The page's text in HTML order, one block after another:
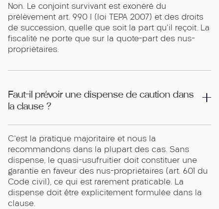
Non. Le conjoint survivant est exonéré du
prélèvement art. 990 I (loi TEPA 2007) et des droits
de succession, quelle que soit la part qu'il reçoit. La
fiscalité ne porte que sur la quote-part des nus-
propriétaires.
Faut-il prévoir une dispense de caution dans
la clause ?
C'est la pratique majoritaire et nous la
recommandons dans la plupart des cas. Sans
dispense, le quasi-usufruitier doit constituer une
garantie en faveur des nus-propriétaires (art. 601 du
Code civil), ce qui est rarement praticable. La
dispense doit être explicitement formulée dans la
clause.